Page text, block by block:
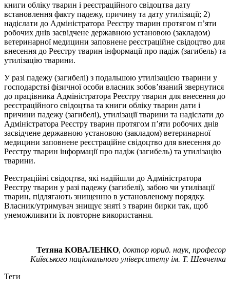
книги обліку тварин і реєстраційного свідоцтва дату
встановлення факту падежу, причину та дату утилізації; 2)
надіслати до Адміністратора Реєстру тварин протягом п’яти
робочих днів засвідчене державною установою (закладом)
ветеринарної медицини заповнене реєстраційне свідоцтво для
внесення до Реєстру тварин інформації про падіж (загибель) та
утилізацію тварини.
У разі падежу (загибелі) з подальшою утилізацією тварини у
господарстві фізичної особи власник зобов’язаний звернутися
до працівника Адміністратора Реєстру тварин для внесення до
реєстраційного свідоцтва та книги обліку тварин дати і
причини падежу (загибелі), утилізації тварини та надіслати до
Адміністратора Реєстру тварин протягом п’яти робочих днів
засвідчене державною установою (закладом) ветеринарної
медицини заповнене реєстраційне свідоцтво для внесення до
Реєстру тварин інформації про падіж (загибель) та утилізацію
тварини.
Реєстраційні свідоцтва, які надійшли до Адміністратора
Реєстру тварин у разі падежу (загибелі), забою чи утилізації
тварин, підлягають знищенню в установленому порядку.
Власник/утримувач знищує зняті з тварин бирки так, щоб
унеможливити їх повторне використання.
Тетяна КОВАЛЕНКО, доктор юрид. наук, професор
Київського національного університету ім. Т. Шевченка
Теги